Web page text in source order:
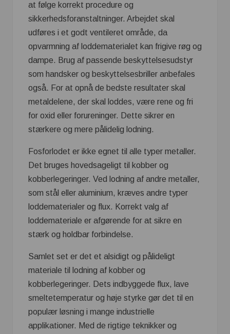
at følge korrekt procedure og
sikkerhedsforanstaltninger. Arbejdet skal
udføres i et godt ventileret område, da
opvarmning af loddematerialet kan frigive røg og
dampe. Brug af passende beskyttelsesudstyr
som handsker og beskyttelsesbriller anbefales
også. For at opnå de bedste resultater skal
metaldelene, der skal loddes, være rene og fri
for oxid eller forureninger. Dette sikrer en
stærkere og mere pålidelig lodning.
Fosforlodet er ikke egnet til alle typer metaller.
Det bruges hovedsageligt til kobber og
kobberlegeringer. Ved lodning af andre metaller,
som stål eller aluminium, kræves andre typer
loddematerialer og flux. Korrekt valg af
loddemateriale er afgørende for at sikre en
stærk og holdbar forbindelse.
Samlet set er det et alsidigt og pålideligt
materiale til lodning af kobber og
kobberlegeringer. Dets indbyggede flux, lave
smeltetemperatur og høje styrke gør det til en
populær løsning i mange industrielle
applikationer. Med de rigtige teknikker og